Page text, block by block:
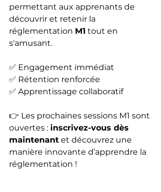
permettant aux apprenants de
découvrir et retenir la
réglementation M1 tout en
s'amusant.
✅ Engagement immédiat
✅ Rétention renforcée
✅ Apprentissage collaboratif
👉 Les prochaines sessions M1 sont
ouvertes : inscrivez-vous dès
maintenant et découvrez une
manière innovante d’apprendre la
réglementation !